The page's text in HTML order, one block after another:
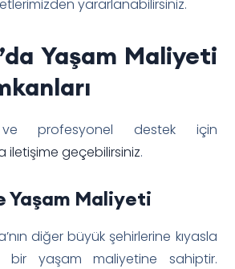
yararlanabilirsiniz.
Yaşam Maliyeti
profesyonel destek için
iletişime geçebilirsiniz.
Yaşam Maliyeti
diğer büyük şehirlerine kıyasla
bir yaşam maliyetine sahiptir.